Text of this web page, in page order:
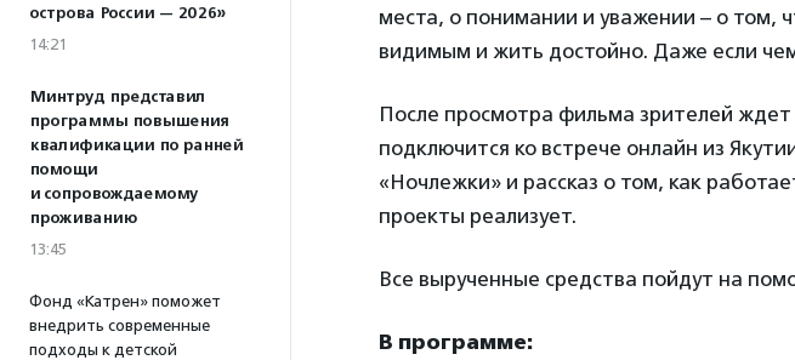
острова России — 2026»
14:21
Минтруд представил
программы повышения
квалификации по ранней
помощи
и сопровождаемому
проживанию
13:45
Фонд «Катрен» поможет
внедрить современные
подходы к детской
места, о понимании и уважении – о том,
видимым и жить достойно. Даже если
После просмотра фильма зрителей
подключится ко встрече онлайн из
«Ночлежки» и рассказ о том, как
проекты реализует.
Все вырученные средства пойдут на
В программе: